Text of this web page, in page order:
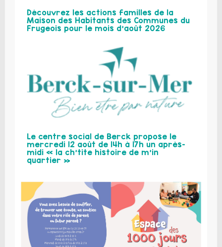
Découvrez les actions familles de la
Maison des Habitants des Communes du
Frugeois pour le mois d’août 2026
Le centre social de Berck propose le
mercredi 12 août de 14h à 17h un après-
midi « la ch’tite histoire de m’in
quartier »